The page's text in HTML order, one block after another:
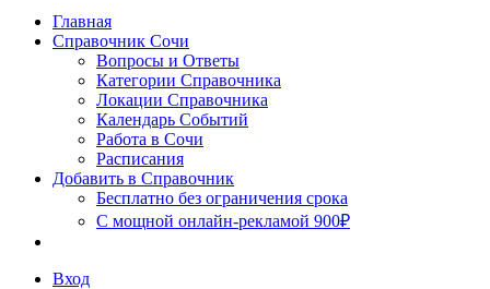
Сочи
Главная
Справочник Сочи
Вопросы и Ответы
Категории Справочника
Локации Справочника
Календарь Событий
Работа в Сочи
Расписания
Добавить в Справочник
Бесплатно без ограничения срока
С мощной онлайн-рекламой 900₽
Вход